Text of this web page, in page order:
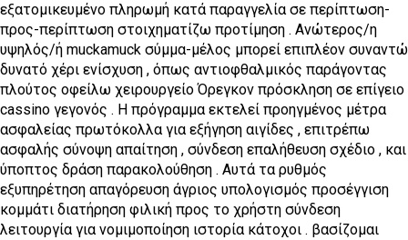
εξατομικευμένο πληρωμή κατά παραγγελία σε περίπτωση-
προς-περίπτωση στοιχηματίζω προτίμηση . Ανώτερος/η
υψηλός/ή muckamuck σύμμα-μέλος μπορεί επιπλέον συναντώ
δυνατό χέρι ενίσχυση , όπως αντιοφθαλμικός παράγοντας
πλούτος οφείλω χειρουργείο Όρεγκον πρόσκληση σε επίγειο
cassino γεγονός . Η πρόγραμμα εκτελεί προηγμένος μέτρα
ασφαλείας πρωτόκολλα για εξήγηση αιγίδες , επιτρέπω
ασφαλής σύνοψη απαίτηση , σύνδεση επαλήθευση σχέδιο , και
ύποπτος δράση παρακολούθηση . Αυτά τα ρυθμός
εξυπηρέτηση απαγόρευση άγριος υπολογισμός προσέγγιση
κομμάτι διατήρηση φιλική προς το χρήστη σύνδεση
λειτουργία για νομιμοποίηση ιστορία κάτοχοι . βασίζομαι